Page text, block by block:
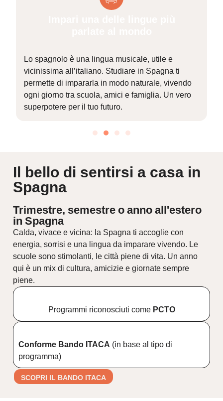
Lo spagnolo è una lingua musicale, utile e
vicinissima all’italiano. Studiare in Spagna ti
permette di impararla in modo naturale, vivendo
ogni giorno tra scuola, amici e famiglia. Un vero
superpotere per il tuo futuro.
Il bello di sentirsi a casa in
Spagna
Trimestre, semestre o anno all'estero
in Spagna
Calda, vivace e vicina: la Spagna ti accoglie con
energia, sorrisi e una lingua da imparare vivendo. Le
scuole sono stimolanti, le città piene di vita. Un anno
qui è un mix di cultura, amicizie e giornate sempre
piene.
Programmi riconosciuti come PCTO
Conforme Bando ITACA (in base al tipo di
programma)
SCOPRI IL BANDO ITACA